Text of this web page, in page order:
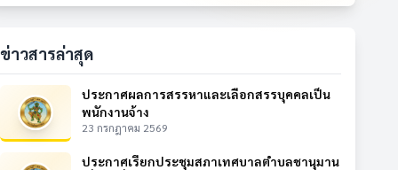
ข่าวสารล่าสุด
ประกาศผลการสรรหาและเลือกสรรบุคคลเป็น
พนักงานจ้าง
23 กรกฎาคม 2569
ประกาศเรียกประชุมสภาเทศบาลตำบลชานุมาน